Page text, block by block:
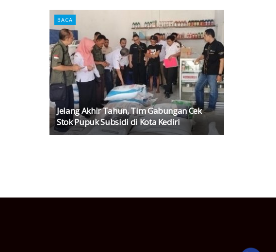
BACA
Jelang Akhir Tahun, Tim Gabungan Cek
Stok Pupuk Subsidi di Kota Kediri